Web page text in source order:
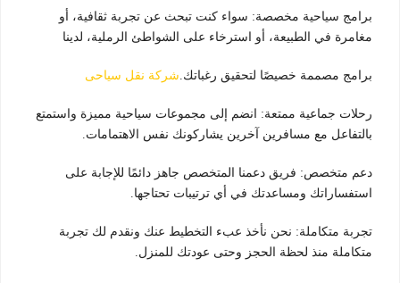
برامج سياحية مخصصة: سواء كنت تبحث عن تجربة ثقافية، أو
مغامرة في الطبيعة، أو استرخاء على الشواطئ الرملية، لدينا
برامج مصممة خصيصًا لتحقيق رغباتك.شركة نقل سياحى
رحلات جماعية ممتعة: انضم إلى مجموعات سياحية مميزة واستمتع
بالتفاعل مع مسافرين آخرين يشاركونك نفس الاهتمامات.
دعم متخصص: فريق دعمنا المتخصص جاهز دائمًا للإجابة على
استفساراتك ومساعدتك في أي ترتيبات تحتاجها.
تجربة متكاملة: نحن نأخذ عبء التخطيط عنك ونقدم لك تجربة
متكاملة منذ لحظة الحجز وحتى عودتك للمنزل.